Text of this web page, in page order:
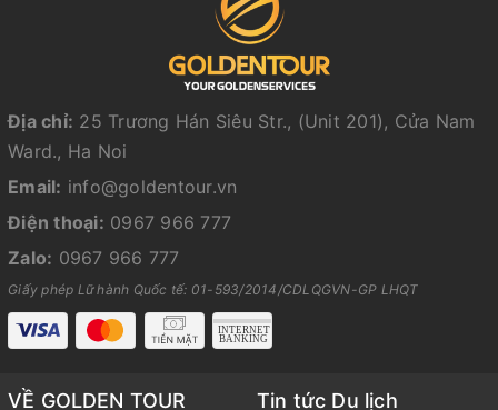
Địa chỉ: 25 Trương Hán Siêu Str., (Unit 201), Cửa Nam
Ward., Ha Noi
Email: info@goldentour.vn
Điện thoại: 0967 966 777
Zalo: 0967 966 777
Giấy phép Lữ hành Quốc tế: 01-593/2014/CDLQGVN-GP LHQT
VỀ GOLDEN TOUR Tin tức Du lịch